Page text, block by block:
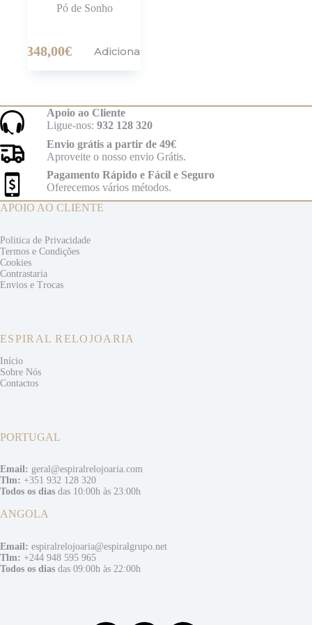
Pó de Sonho
348,00€ Adicionar
Apoio ao Cliente
Ligue-nos: 932 128 320
Envio grátis a partir de 49€
Aproveite o nosso envio Grátis.
Pagamento Rápido e Fácil e Seguro
Oferecemos vários métodos.
APOIO AO CLIENTE
Politica de Privacidade
Termos e Condições
Cookies
Contrastaria
Envios e Trocas
ESPIRAL RELOJOARIA
Início
Sobre Nós
Contactos
PORTUGAL
Email: geral@espiralrelojoaria.com
Tlm: +351 932 128 320
Todos os dias das 10:00h às 23:00h
ANGOLA
Email: espiralrelojoaria@espiralgrupo.net
Tlm: +244 948 595 965
Todos os dias das 09:00h às 22:00h